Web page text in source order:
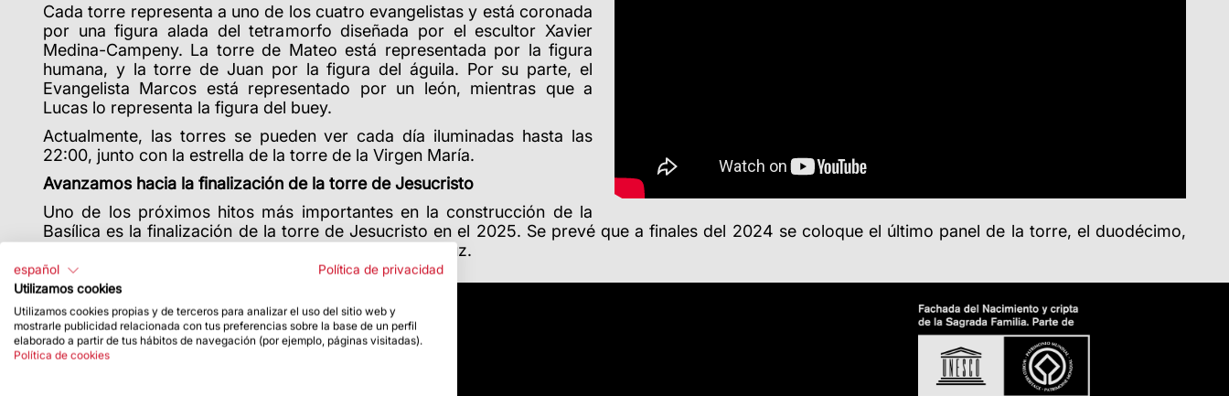
Cada torre representa a uno de los cuatro evangelistas y está coronada
por una figura alada del tetramorfo diseñada por el escultor Xavier
Medina-Campeny. La torre de Mateo está representada por la figura
humana, y la torre de Juan por la figura del águila. Por su parte, el
Evangelista Marcos está representado por un león, mientras que a
Lucas lo representa la figura del buey.
Actualmente, las torres se pueden ver cada día iluminadas hasta las
22:00, junto con la estrella de la torre de la Virgen María.
Avanzamos hacia la finalización de la torre de Jesucristo
Uno de los próximos hitos más importantes en la construcción de la
Basílica es la finalización de la torre de Jesucristo en el 2025. Se prevé que a finales del 2024 se coloque el último panel de la torre, el duodécimo,
para iniciar la última parte de esta: el terminal de la cruz.
español
Política de privacidad
Utilizamos cookies
Utilizamos cookies propias y de terceros para analizar el uso del sitio web y
mostrarle publicidad relacionada con tus preferencias sobre la base de un perfil
elaborado a partir de tus hábitos de navegación (por ejemplo, páginas visitadas).
Política de cookies